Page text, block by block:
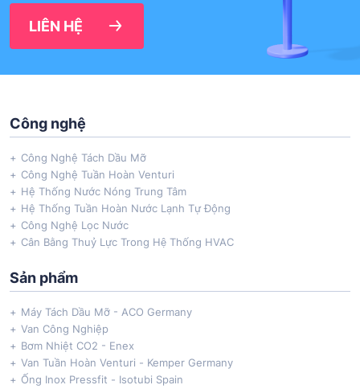
LIÊN HỆ
Công nghệ
Công Nghệ Tách Dầu Mỡ
Công Nghệ Tuần Hoàn Venturi
Hệ Thống Nước Nóng Trung Tâm
Hệ Thống Tuần Hoàn Nước Lạnh Tự Động
Công Nghệ Lọc Nước
Cân Bằng Thuỷ Lực Trong Hệ Thống HVAC
Sản phẩm
Máy Tách Dầu Mỡ - ACO Germany
Van Công Nghiệp
Bơm Nhiệt CO2 - Enex
Van Tuần Hoàn Venturi - Kemper Germany
Ống Inox Pressfit - Isotubi Spain